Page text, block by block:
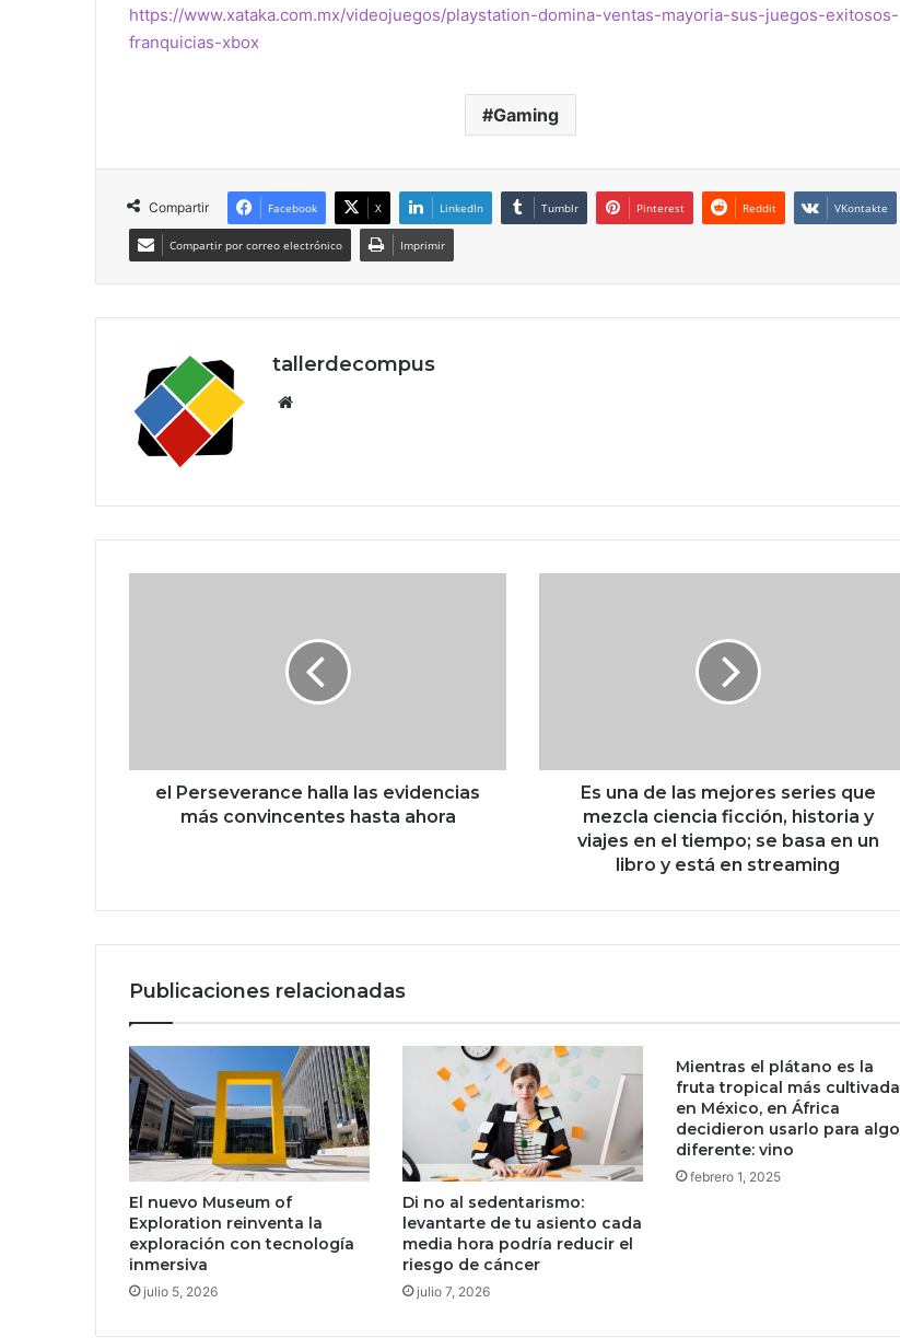
https://www.xataka.com.mx/videojuegos/playstation-domina-ventas-mayoria-sus-juegos-exitosos-
franquicias-xbox
Gaming
Compartir Facebook X LinkedIn Tumblr Pinterest Reddit VKontakte
Compartir por correo electrónico Imprimir
tallerdecompus
e
h
a
l
a
s
e
v
i
d
e
n
c
i
a
s
el Perseverance halla las evidencias
más convincentes hasta ahora
a
r
r
i
s
q
u
e
m
e
z
c
Es una de las mejores series que
mezcla ciencia ficción, historia y
viajes en el tiempo; se basa en un
libro y está en streaming
Publicaciones relacionadas
El nuevo Museum of
Exploration reinventa la
exploración con tecnología
inmersiva
julio 5, 2026
Di no al sedentarismo:
levantarte de tu asiento cada
media hora podría reducir el
riesgo de cáncer
julio 7, 2026
Mientras el plátano es la
fruta tropical más cultivada
en México, en África
decidieron usarlo para algo
diferente: vino
febrero 1, 2025